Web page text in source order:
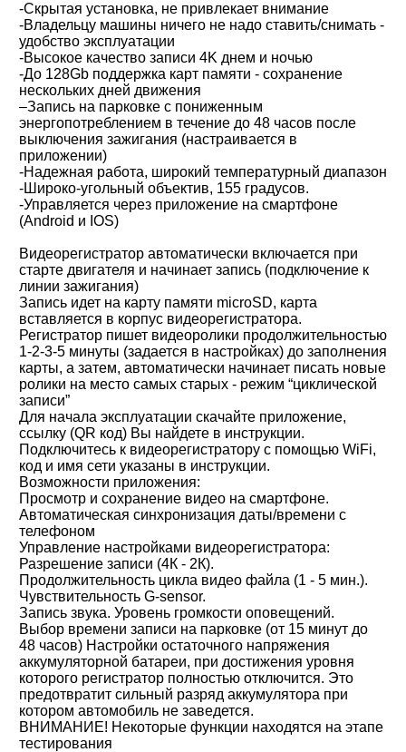
-Скрытая установка, не привлекает внимание
-Владельцу машины ничего не надо ставить/снимать -
удобство эксплуатации
-Высокое качество записи 4K днем и ночью
-До 128Gb поддержка карт памяти - сохранение
нескольких дней движения
–Запись на парковке с пониженным
энергопотреблением в течение до 48 часов после
выключения зажигания (настраивается в
приложении)
-Надежная работа, широкий температурный диапазон
-Широко-угольный объектив, 155 градусов.
-Управляется через приложение на смартфоне
(Android и IOS)
Видеорегистратор автоматически включается при
старте двигателя и начинает запись (подключение к
линии зажигания)
Запись идет на карту памяти microSD, карта
вставляется в корпус видеорегистратора.
Регистратор пишет видеоролики продолжительностью
1-2-3-5 минуты (задается в настройках) до заполнения
карты, а затем, автоматически начинает писать новые
ролики на место самых старых - режим “циклической
записи”
Для начала эксплуатации скачайте приложение,
ссылку (QR код) Вы найдете в инструкции.
Подключитесь к видеорегистратору с помощью WiFi,
код и имя сети указаны в инструкции.
Возможности приложения:
Просмотр и сохранение видео на смартфоне.
Автоматическая синхронизация даты/времени с
телефоном
Управление настройками видеорегистратора:
Разрешение записи (4К - 2К).
Продолжительность цикла видео файла (1 - 5 мин.).
Чувствительность G-sensor.
Запись звука. Уровень громкости оповещений.
Выбор времени записи на парковке (от 15 минут до
48 часов) Настройки остаточного напряжения
аккумуляторной батареи, при достижения уровня
которого регистратор полностью отключится. Это
предотвратит сильный разряд аккумулятора при
котором автомобиль не заведется.
ВНИМАНИЕ! Некоторые функции находятся на этапе
тестирования